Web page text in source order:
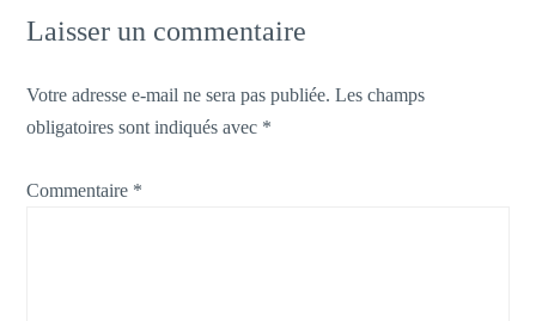
Laisser un commentaire
Votre adresse e-mail ne sera pas publiée. Les champs
obligatoires sont indiqués avec *
Commentaire *